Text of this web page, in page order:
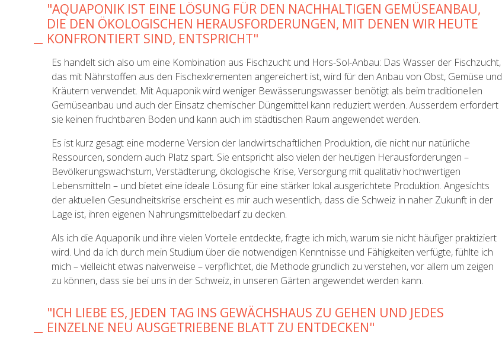
"AQUAPONIK IST EINE LÖSUNG FÜR DEN NACHHALTIGEN GEMÜSEANBAU,
DIE DEN ÖKOLOGISCHEN HERAUSFORDERUNGEN, MIT DENEN WIR HEUTE
KONFRONTIERT SIND, ENTSPRICHT"
Es handelt sich also um eine Kombination aus Fischzucht und Hors-Sol-Anbau: Das Wasser der Fischzucht,
das mit Nährstoffen aus den Fischexkrementen angereichert ist, wird für den Anbau von Obst, Gemüse und
Kräutern verwendet. Mit Aquaponik wird weniger Bewässerungswasser benötigt als beim traditionellen
Gemüseanbau und auch der Einsatz chemischer Düngemittel kann reduziert werden. Ausserdem erfordert
sie keinen fruchtbaren Boden und kann auch im städtischen Raum angewendet werden.
Es ist kurz gesagt eine moderne Version der landwirtschaftlichen Produktion, die nicht nur natürliche
Ressourcen, sondern auch Platz spart. Sie entspricht also vielen der heutigen Herausforderungen –
Bevölkerungswachstum, Verstädterung, ökologische Krise, Versorgung mit qualitativ hochwertigen
Lebensmitteln ­– und bietet eine ideale Lösung für eine stärker lokal ausgerichtete Produktion. Angesichts
der aktuellen Gesundheitskrise erscheint es mir auch wesentlich, dass die Schweiz in naher Zukunft in der
Lage ist, ihren eigenen Nahrungsmittelbedarf zu decken.
Als ich die Aquaponik und ihre vielen Vorteile entdeckte, fragte ich mich, warum sie nicht häufiger praktiziert
wird. Und da ich durch mein Studium über die notwendigen Kenntnisse und Fähigkeiten verfügte, fühlte ich
mich – vielleicht etwas naiverweise – verpflichtet, die Methode gründlich zu verstehen, vor allem um zeigen
zu können, dass sie bei uns in der Schweiz, in unseren Gärten angewendet werden kann.
"ICH LIEBE ES, JEDEN TAG INS GEWÄCHSHAUS ZU GEHEN UND JEDES
EINZELNE NEU AUSGETRIEBENE BLATT ZU ENTDECKEN"